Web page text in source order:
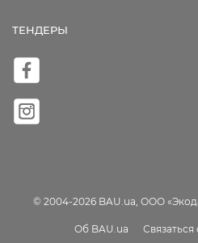
ТЕНДЕРЫ
© 2004-2026 BAU.ua, ООО
Об BAU.ua Связаться